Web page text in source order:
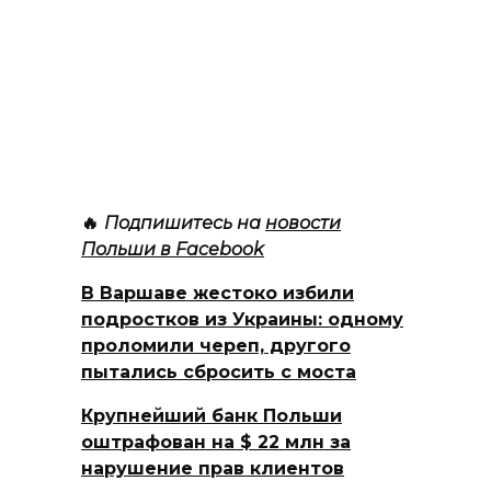
🔥 Подпишитесь на новости
Польши в Facebook
В Варшаве жестоко избили
подростков из Украины: одному
проломили череп, другого
пытались сбросить с моста
Крупнейший банк Польши
оштрафован на $ 22 млн за
нарушение прав клиентов